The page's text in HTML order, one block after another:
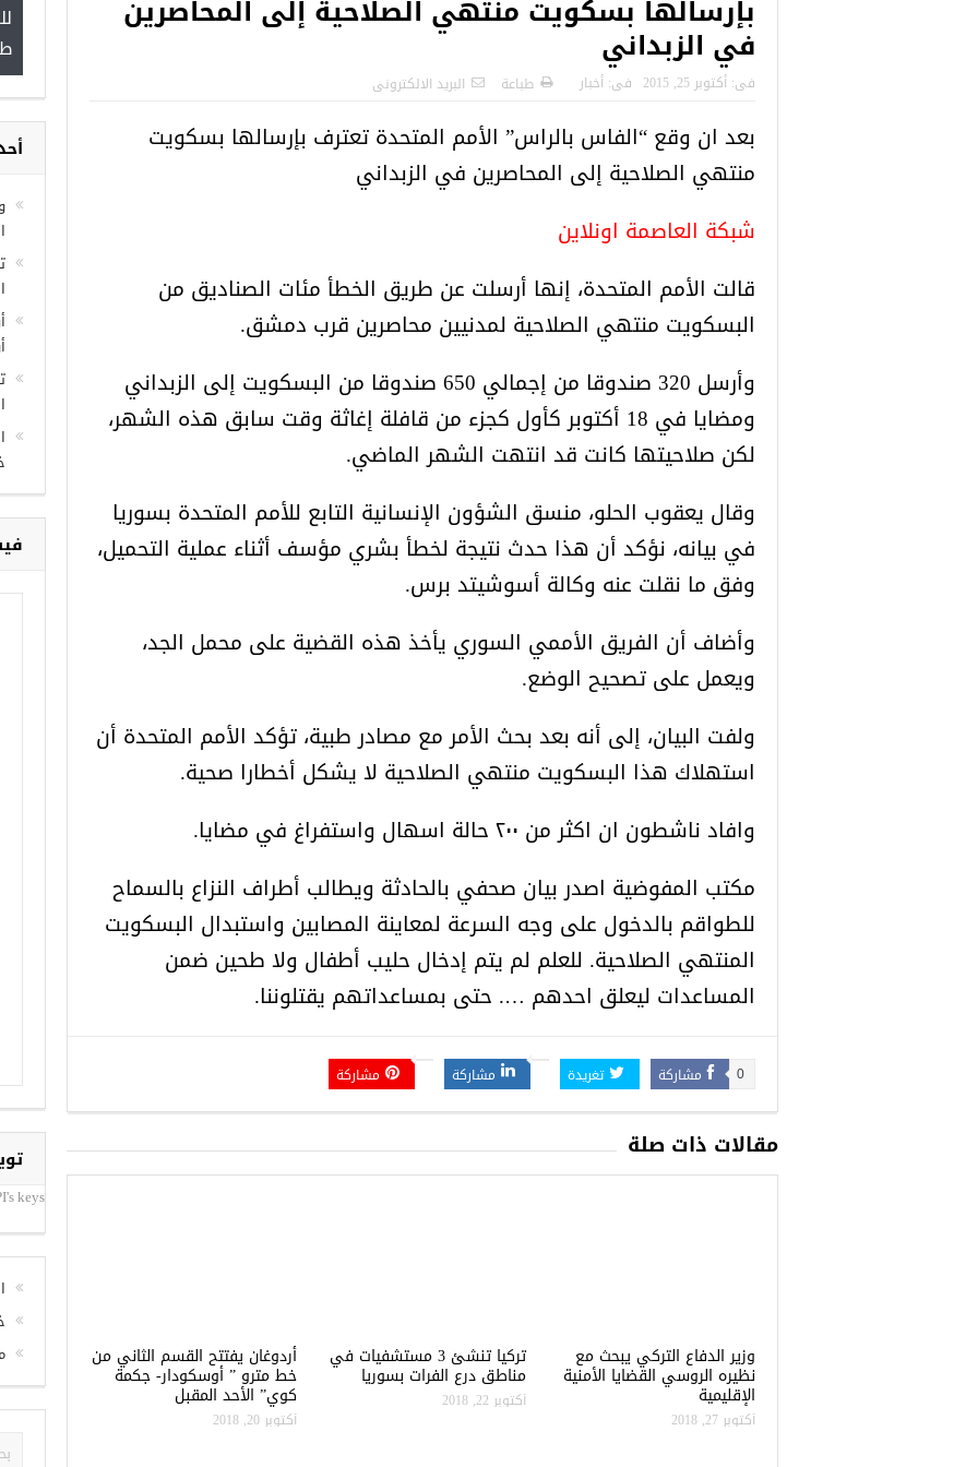
بإرسالها بسكويت منتهي الصلاحية إلى المحاصرين
في الزبداني
فى: أكتوبر 25, 2015 فى: أخبار طباعة البريد الالكترونى
بعد ان وقع “الفاس بالراس” الأمم المتحدة تعترف بإرسالها بسكويت
منتهي الصلاحية إلى المحاصرين في الزبداني
شبكة العاصمة اونلاين
قالت الأمم المتحدة، إنها أرسلت عن طريق الخطأ مئات الصناديق من
البسكويت منتهي الصلاحية لمدنيين محاصرين قرب دمشق.
وأرسل 320 صندوقا من إجمالي 650 صندوقا من البسكويت إلى الزبداني
ومضايا في 18 أكتوبر كأول كجزء من قافلة إغاثة وقت سابق هذه الشهر،
لكن صلاحيتها كانت قد انتهت الشهر الماضي.
وقال يعقوب الحلو، منسق الشؤون الإنسانية التابع للأمم المتحدة بسوريا
في بيانه، نؤكد أن هذا حدث نتيجة لخطأ بشري مؤسف أثناء عملية التحميل،
وفق ما نقلت عنه وكالة أسوشيتد برس.
وأضاف أن الفريق الأممي السوري يأخذ هذه القضية على محمل الجد،
ويعمل على تصحيح الوضع.
ولفت البيان، إلى أنه بعد بحث الأمر مع مصادر طبية، تؤكد الأمم المتحدة أن
استهلاك هذا البسكويت منتهي الصلاحية لا يشكل أخطارا صحية.
وافاد ناشطون ان اكثر من ٢٠٠ حالة اسهال واستفراغ في مضايا.
مكتب المفوضية اصدر بيان صحفي بالحادثة ويطالب أطراف النزاع بالسماح
للطواقم بالدخول على وجه السرعة لمعاينة المصابين واستبدال البسكويت
المنتهي الصلاحية. للعلم لم يتم إدخال حليب أطفال ولا طحين ضمن
المساعدات ليعلق احدهم …. حتى بمساعداتهم يقتلوننا.
مشاركة 0 تغريدة مشاركة مشاركة
مقالات ذات صلة
وزير الدفاع التركي يبحث مع
نظيره الروسي القضايا الأمنية
الإقليمية
أكتوبر 27, 2018
تركيا تنشئ 3 مستشفيات في
مناطق درع الفرات بسوريا
أكتوبر 22, 2018
أردوغان يفتتح القسم الثاني من
خط مترو ” أوسكودار- جكمة
كوي” الأحد المقبل
أكتوبر 20, 2018
مجموعة فرص عمل للسوريين في
“شاهد بالصور”
رسائل تحذيرية من الشرطة التركية
للاجئين السوريين.. تعرف عليها
keys